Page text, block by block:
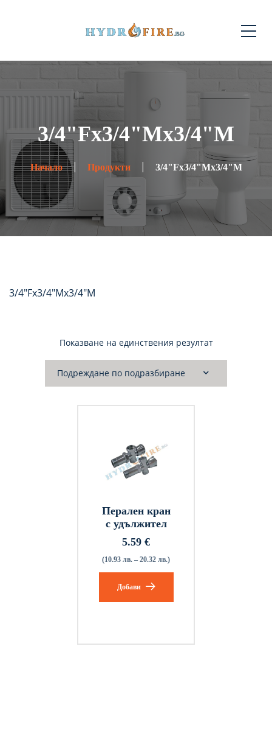
3/4"Fx3/4"Mx3/4"M
Начало Продукти 3/4"Fx3/4"Mx3/4"M
3/4″Fx3/4″Mx3/4″M
Показване на единствения резултат
Перален кран
с удължител
5.59 €
(10.93 лв. – 20.32 лв.)
Добави